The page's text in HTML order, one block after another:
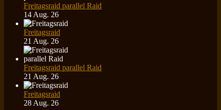
Freitagsraid parallel Raid
14 Aug. 26
Freitagsraid
21 Aug. 26
Freitagsraid parallel Raid
21 Aug. 26
Freitagsraid
28 Aug. 26